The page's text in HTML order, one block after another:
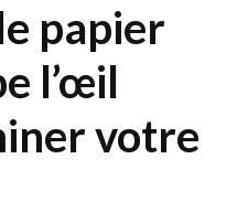
papier
l’œil
votre